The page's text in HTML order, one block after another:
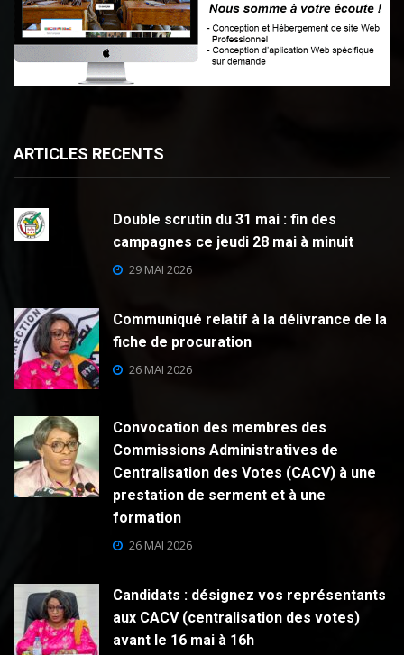
ARTICLES RECENTS
Double scrutin du 31 mai : fin des
campagnes ce jeudi 28 mai à minuit
29 MAI 2026
Communiqué relatif à la délivrance de la
fiche de procuration
26 MAI 2026
Convocation des membres des
Commissions Administratives de
Centralisation des Votes (CACV) à une
prestation de serment et à une
formation
26 MAI 2026
Candidats : désignez vos représentants
aux CACV (centralisation des votes)
avant le 16 mai à 16h